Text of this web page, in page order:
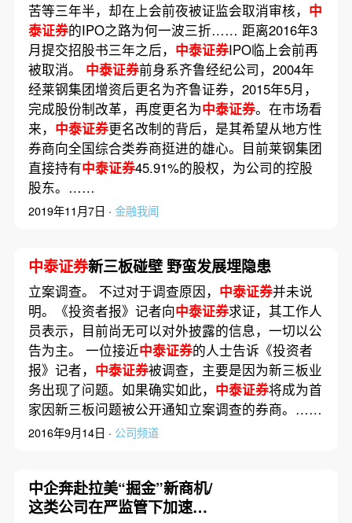
苦等三年半，却在上会前夜被证监会取消审核， 中
泰证券的IPO之路为何一波三折…… 距离2016年3
月提交招股书三年之后， 中泰证券IPO临上会前再
被取消。 中泰证券前身系齐鲁经纪公司，2004年
经莱钢集团增资后更名为齐鲁证券，2015年5月，
完成股份制改革，再度更名为中泰证券。在市场看
来， 中泰证券更名改制的背后，是其希望从地方性
券商向全国综合类券商挺进的雄心。目前莱钢集团
直接持有中泰证券45.91%的股权，为公司的控股
股东。……
2019年11月7日 · 金融我闻
中泰证券新三板碰壁 野蛮发展埋隐患
立案调查。 不过对于调查原因， 中泰证券并未说
明。《投资者报》记者向中泰证券求证，其工作人
员表示，目前尚无可以对外披露的信息，一切以公
告为主。 一位接近中泰证券的人士告诉《投资者
报》记者， 中泰证券被调查，主要是因为新三板业
务出现了问题。如果确实如此， 中泰证券将成为首
家因新三板问题被公开通知立案调查的券商。……
2016年9月14日 · 公司频道
中企奔赴拉美“掘金”新商机/
这类公司在严监管下加速退